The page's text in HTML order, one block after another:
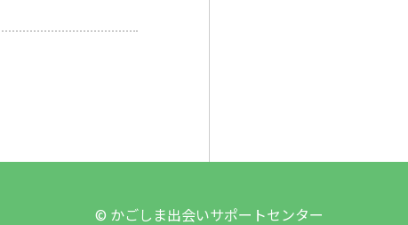
© かごしま出会いサポートセンター